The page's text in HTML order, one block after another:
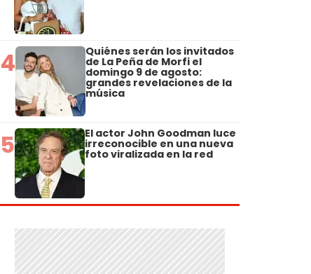
4 Quiénes serán los invitados
de La Peña de Morfi el
domingo 9 de agosto:
grandes revelaciones de la
música
5 El actor John Goodman luce
irreconocible en una nueva
foto viralizada en la red